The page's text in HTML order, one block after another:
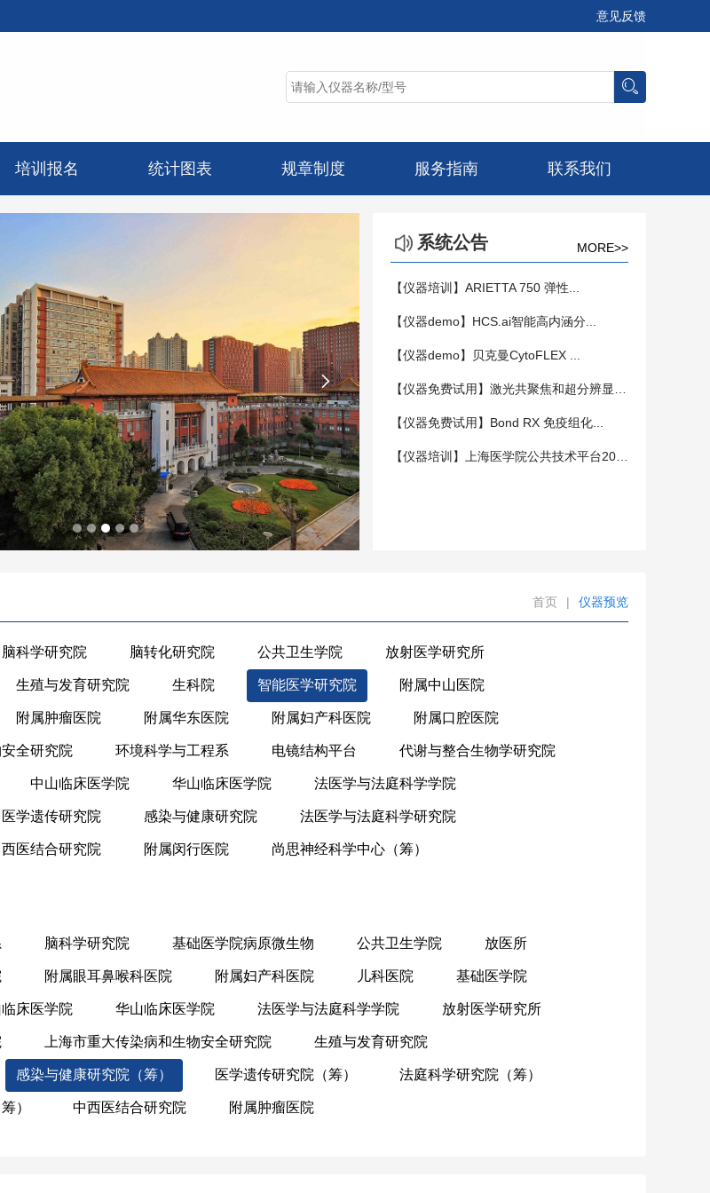
意见反馈
培训报名 统计图表 规章制度 服务指南 联系我们

系统公告 MORE>>
【仪器培训】ARIETTA 750 弹性...
【仪器demo】HCS.ai智能高内涵分...
【仪器demo】贝克曼CytoFLEX ...
【仪器免费试用】Bond RX 免疫组化...
首页 | 仪器预览
脑科学研究院 脑转化研究院 公共卫生学院 放射医学研究所
生殖与发育研究院 生科院 智能医学研究院 附属中山医院
附属肿瘤医院 附属华东医院 附属妇产科医院 附属口腔医院
全研究院 环境科学与工程系 电镜结构平台 代谢与整合生物学研究院
中山临床医学院 华山临床医学院 法医学与法庭科学学院
医学遗传研究院 感染与健康研究院 法医学与法庭科学研究院
医结合研究院 附属闵行医院 尚思神经科学中心（筹）
脑科学研究院 基础医学院病原微生物 公共卫生学院 放医所
附属眼耳鼻喉科医院 附属妇产科医院 儿科医院 基础医学院
床医学院 华山临床医学院 法医学与法庭科学学院 放射医学研究所
上海市重大传染病和生物安全研究院 生殖与发育研究院
感染与健康研究院（筹） 医学遗传研究院（筹） 法庭科学研究院（筹）
） 中西医结合研究院 附属肿瘤医院